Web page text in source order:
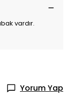
vardır.
Yorum Yap